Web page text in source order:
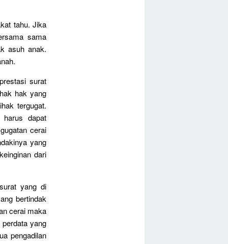
tahu. Jika
sama
asuh anak.
surat
hak yang
tergugat.
dapat
cerai
yang
dari
yang di
bertindak
cerai maka
yang
pengadilan